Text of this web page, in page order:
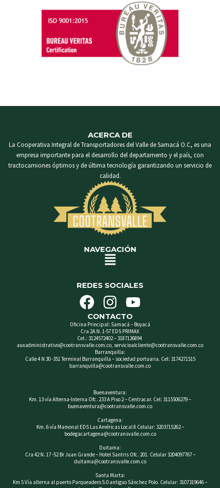
ACERCA DE
La Cooperativa Integral de Transportadores del Valle de Samacá O.C, es una
empresa importante para el desarrollo del departamento y el país, con
tractocamiones óptimos y de última tecnología garantizando un servicio de
calidad.
NAVEGACIÓN
Menú
REDES SOCIALES
F
a
c
e
b
o
o
k
I
n
s
t
a
g
a
m
Y
o
u
t
u
b
CONTACTO
Oficina Principal: Samacá – Boyacá
Cra 2A N. 1-57 EDS PRIMAX
Cel.: 3124572402 – 3187126894
auxadministrativo@cootransvalle.com.co, servicioalcliente@cootransvalle.com.co
Barranquilla:
Calle 4 N 30 -351 Terminal Barranquilla – sociedad portuaria. Cel: 3174271515
barranquilla@cootransvalle.com.co
Buenaventura:
Km. 13 vía Alterna-Interna Ofc. 233 A Piso 2 – Centracar. Cel: 3115506279 –
buenaventura@cootransvalle.com.co
Cartagena:
Km. 6 vía Mamonal EDS Las Américas Local 8 Celular: 3203715262 –
bodegacartagena@cootransvalle.com.co
Duitama:
Cra 42 N. 17 -52 Br Juan Grande – Hotel Santris Ofc. 201. Celular 3204097767 –
duitama@cootransvalle.com.co
Santa Marta:
Km 5 Vía alterna al puerto Parqueadero 5.0 antiguo Sánchez Polo. Celular: 3107319646 –